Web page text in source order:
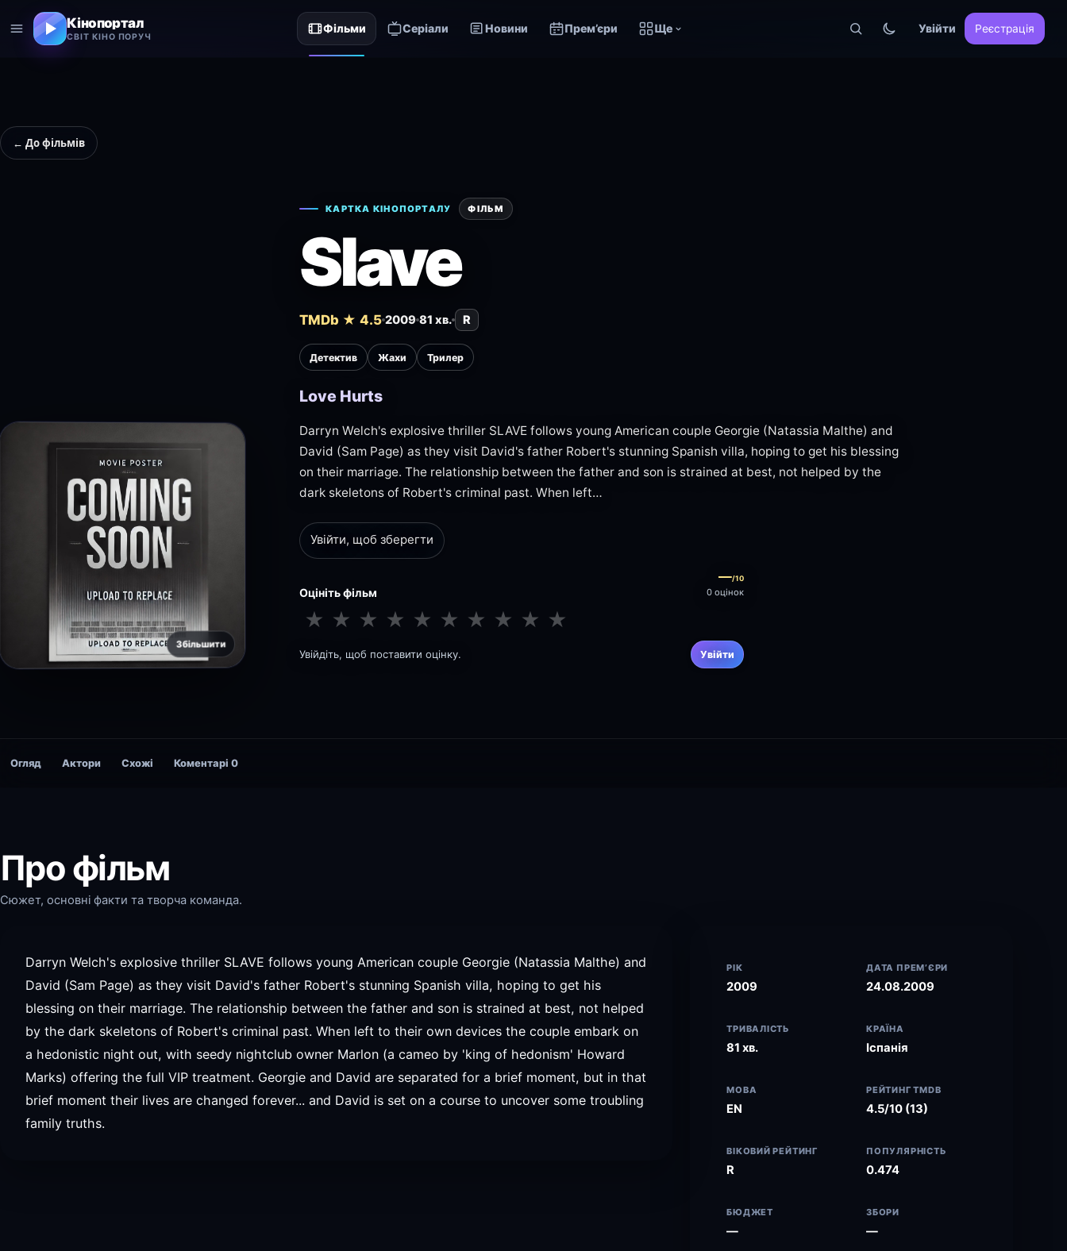
Кінопортал
СВІТ КІНО ПОРУЧ
Фільми Серіали Новини Прем’єри Ще Увійти Реєстрація
← До фільмів
Збільшити
КАРТКА КІНОПОРТАЛУ ФІЛЬМ
Slave
TMDb ★ 4.5 2009 81 хв. R
Детектив Жахи Трилер
Love Hurts
Darryn Welch's explosive thriller SLAVE follows young American couple Georgie (Natassia Malthe) and
David (Sam Page) as they visit David's father Robert's stunning Spanish villa, hoping to get his blessing
on their marriage. The relationship between the father and son is strained at best, not helped by the
dark skeletons of Robert's criminal past. When left…
Увійти, щоб зберегти
Оцініть фільм
—/10
0 оцінок
★ ★ ★ ★ ★ ★ ★ ★ ★ ★
Увійдіть, щоб поставити оцінку. Увійти
Огляд Актори Схожі Коментарі 0
Про фільм
Сюжет, основні факти та творча команда.
Darryn Welch's explosive thriller SLAVE follows young American couple Georgie (Natassia Malthe) and
David (Sam Page) as they visit David's father Robert's stunning Spanish villa, hoping to get his
blessing on their marriage. The relationship between the father and son is strained at best, not helped
by the dark skeletons of Robert's criminal past. When left to their own devices the couple embark on
a hedonistic night out, with seedy nightclub owner Marlon (a cameo by 'king of hedonism' Howard
Marks) offering the full VIP treatment. Georgie and David are separated for a brief moment, but in that
brief moment their lives are changed forever... and David is set on a course to uncover some troubling
family truths.
РІК
2009
ДАТА ПРЕМ’ЄРИ
24.08.2009
ТРИВАЛІСТЬ
81 хв.
КРАЇНА
Іспанія
МОВА
EN
РЕЙТИНГ TMDB
4.5/10 (13)
ВІКОВИЙ РЕЙТИНГ
R
ПОПУЛЯРНІСТЬ
0.474
БЮДЖЕТ
—
ЗБОРИ
—